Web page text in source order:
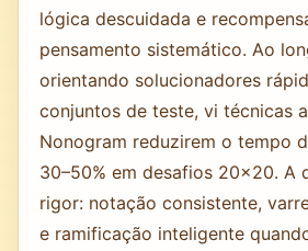
lógica descuidada e
pensamento sistemático. Ao
orientando solucionadores
conjuntos de teste, vi técnicas
Nonogram reduzirem o tempo
30–50% em desafios 20x20. A
rigor: notação consistente,
e ramificação inteligente